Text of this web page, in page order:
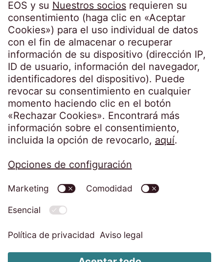
Preguntas frecuentes de los clientes
Política de Seguridad
Política de Privacidad Política de Cookies